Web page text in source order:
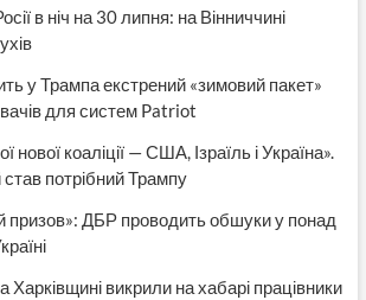
в ніч на 30 липня: на Вінниччині
у Трампа екстрений «зимовий пакет»
для систем Patriot
нової коаліції — США, Ізраїль і Україна».
потрібний Трампу
призов»: ДБР проводить обшуки у понад
Харківщині викрили на хабарі працівники